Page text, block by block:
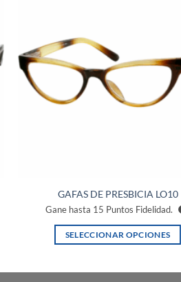
GAFAS DE PRESBICIA LO10
Gane hasta 15 Puntos Fidelidad.
SELECCIONAR OPCIONES